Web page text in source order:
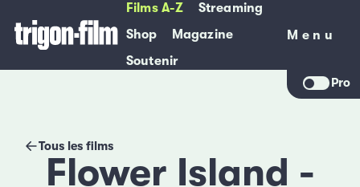
Films A-Z
Streaming
Shop
Magazine
Soutenir
Menu
Menu
Pro
Tous les films
Flower Island -